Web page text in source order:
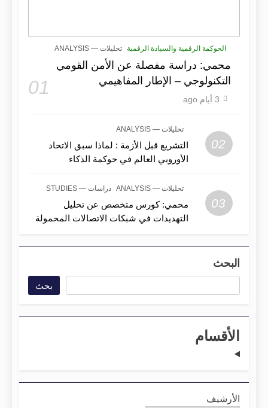
الحوكمة الرقمية والسيادة الرقمية تحليلات — ANALYSIS
محمي: دراسة مفصلة عن الأمن القومي
التكنولوجي – الإطار المفاهيمي
01
3 أيام ago
02
تحليلات — ANALYSIS
التشريع قبل الأزمة : لماذا سبق الاتحاد
الأوروبي العالم في حوكمة الذكاء
03
تحليلات — ANALYSIS دراسات — STUDIES
محمي: كورس متخصص عن تحليل
التهديدات في شبكات الاتصالات المحمولة
البحث
بحث
الأقسام
الأرشيف